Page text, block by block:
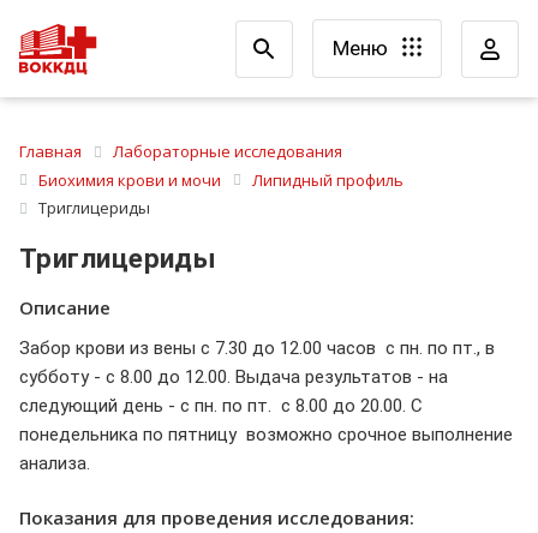
Меню
Главная
Лабораторные исследования
Биохимия крови и мочи
Липидный профиль
Триглицериды
Триглицериды
Описание
Забор крови из вены с 7.30 до 12.00 часов с пн. по пт., в
субботу - с 8.00 до 12.00. Выдача результатов - на
следующий день - с пн. по пт. с 8.00 до 20.00. С
понедельника по пятницу возможно срочное выполнение
анализа.
Показания для проведения исследования: